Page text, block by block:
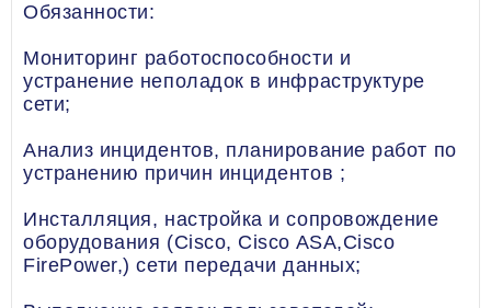
Обязанности:
Мониторинг работоспособности и
устранение неполадок в инфраструктуре
сети;
Анализ инцидентов, планирование работ по
устранению причин инцидентов ;
Инсталляция, настройка и сопровождение
оборудования (Сisco, Cisco ASA,Cisco
FirePower,) сети передачи данных;